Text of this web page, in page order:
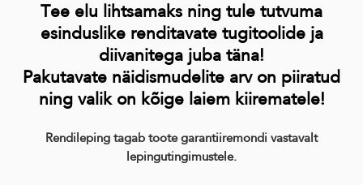
Tee elu lihtsamaks ning tule tutvuma
esinduslike renditavate tugitoolide ja
diivanitega juba täna!
Pakutavate näidismudelite arv on piiratud
ning valik on kõige laiem kiirematele!
Rendileping tagab toote garantiiremondi vastavalt
lepingutingimustele.